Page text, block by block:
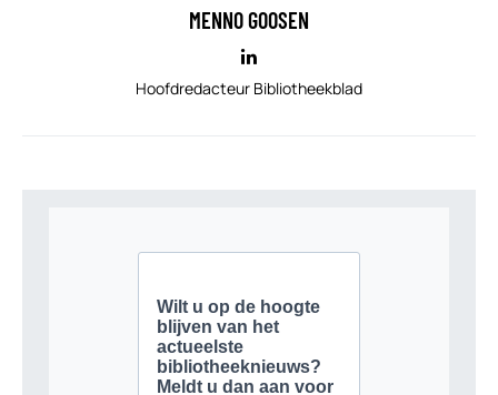
MENNO GOOSEN
Hoofdredacteur Bibliotheekblad